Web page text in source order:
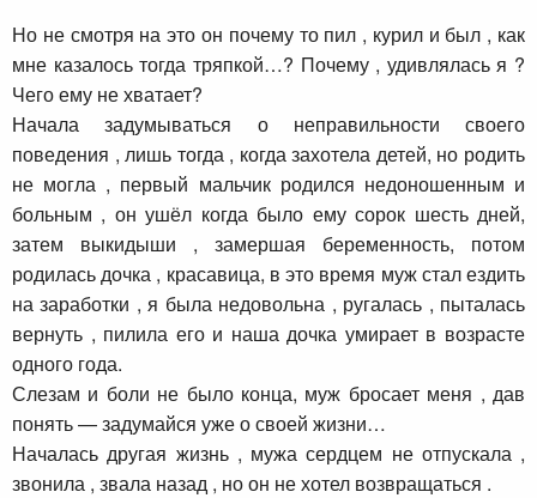
Но не смотря на это он почему то пил , курил и был , как
мне казалось тогда тряпкой…? Почему , удивлялась я ?
Чего ему не хватает?
Начала задумываться о неправильности своего
поведения , лишь тогда , когда захотела детей, но родить
не могла , первый мальчик родился недоношенным и
больным , он ушёл когда было ему сорок шесть дней,
затем выкидыши , замершая беременность, потом
родилась дочка , красавица, в это время муж стал ездить
на заработки , я была недовольна , ругалась , пыталась
вернуть , пилила его и наша дочка умирает в возрасте
одного года.
Слезам и боли не было конца, муж бросает меня , дав
понять — задумайся уже о своей жизни…
Началась другая жизнь , мужа сердцем не отпускала ,
звонила , звала назад , но он не хотел возвращаться .